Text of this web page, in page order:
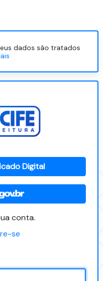
dados são tratados
Digital
conta.
se